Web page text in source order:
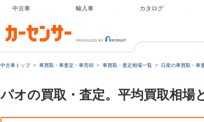
中古車 輸入車 カタログ
中古車トップ 車買取・車査定・車売却 車買取・査定相場一覧 日産の車買取・車
パオの買取・査定。平均買取相場